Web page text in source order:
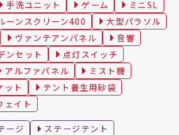
手洗ユニット ゲーム
ミニSL
ーンスクリーン400
大型パラソル
ヴァンテアンパネル
音響
ンセット
点灯スイッチ
アルファパネル
ミスト機
ット
テント養生用砂袋
ェイト
ージ
ステージテント